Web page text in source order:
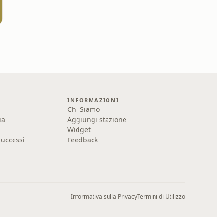
INFORMAZIONI
Chi Siamo
Aggiungi stazione
Widget
Feedback
Informativa sulla PrivacyTermini di Utilizzo